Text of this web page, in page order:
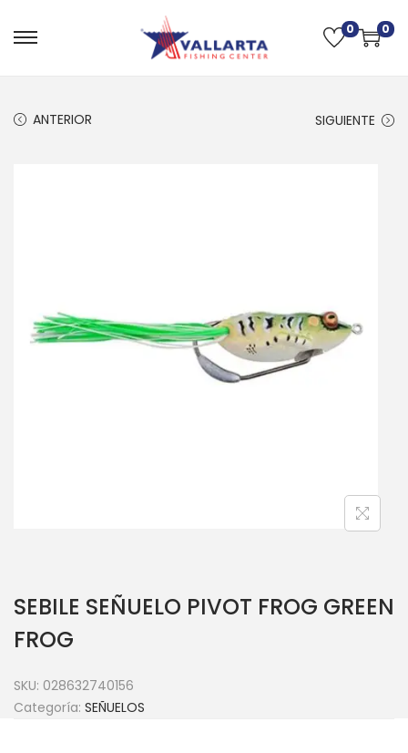
0 0
ANTERIOR SIGUIENTE
SEBILE SEÑUELO PIVOT FROG GREEN
FROG
SKU: 028632740156
Categoría: SEÑUELOS